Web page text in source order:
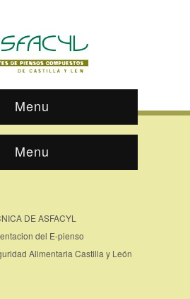
Menu
Menu
DE ASFACYL
del E-pienso
Alimentaria Castilla y León